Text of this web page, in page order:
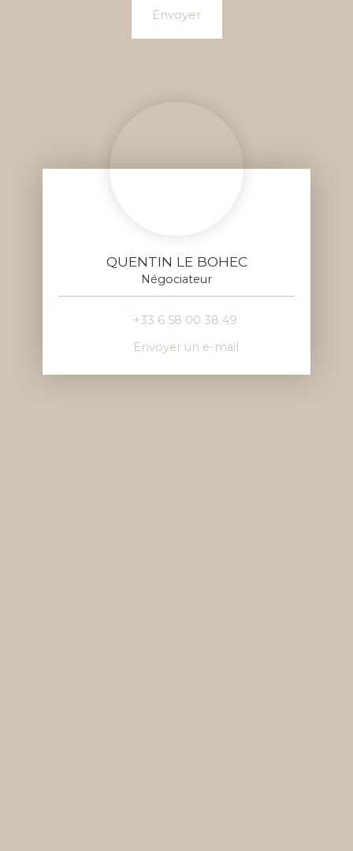
Envoyer
QUENTIN LE BOHEC
Négociateur
+33 6 58 00 38 49
Envoyer un e-mail